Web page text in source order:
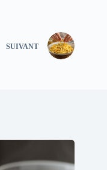
SUIVANT